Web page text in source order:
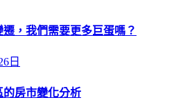
，我們需要更多巨蛋嗎？
日
的房市變化分析